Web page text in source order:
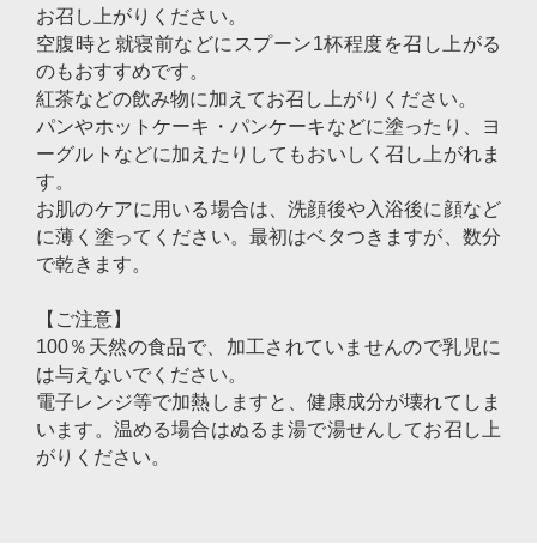
お召し上がりください。
空腹時と就寝前などにスプーン1杯程度を召し上がる
のもおすすめです。
紅茶などの飲み物に加えてお召し上がりください。
パンやホットケーキ・パンケーキなどに塗ったり、ヨ
ーグルトなどに加えたりしてもおいしく召し上がれま
す。
お肌のケアに用いる場合は、洗顔後や入浴後に顔など
に薄く塗ってください。最初はベタつきますが、数分
で乾きます。
【ご注意】
100％天然の食品で、加工されていませんので乳児に
は与えないでください。
電子レンジ等で加熱しますと、健康成分が壊れてしま
います。温める場合はぬるま湯で湯せんしてお召し上
がりください。